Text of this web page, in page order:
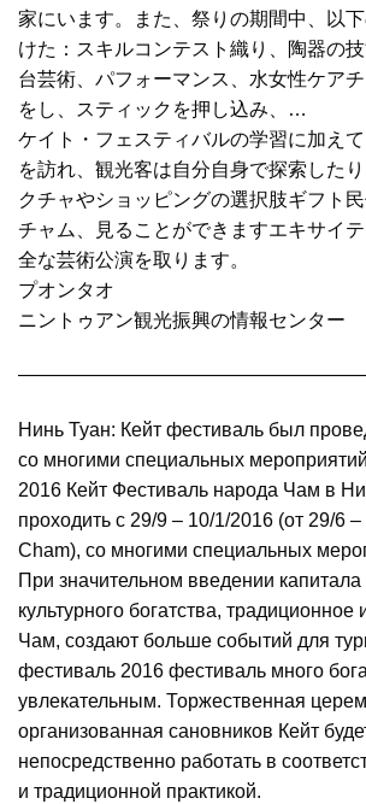
家にいます。
また、祭りの期間中、以
けた：スキルコンテスト織り、陶器の
台芸術、パフォーマンス、水女性ケア
をし、スティックを押し込み、
…
ケイト・フェスティバルの学習に加え
を訪れ、観光客は自分自身で探索した
クチャやショッピングの選択肢ギフト
チャム、見ることができますエキサイ
全な芸術公演を取ります。
プオンタオ
ニントゥアン観光振興の情報センター
Нинь Туан: Кейт фестиваль был
со многими специальных мероприятий
2016 Кейт Фестиваль народа Чам в
проходить с 29/9 – 10/1/2016 (от 29/6
Cham), со многими специальных
При значительном введении капитала
культурного богатства, традиционное
Чам, создают больше событий для
фестиваль 2016 фестиваль много
увлекательным. Торжественная
организованная сановников Кейт
непосредственно работать в
и традиционной практикой.